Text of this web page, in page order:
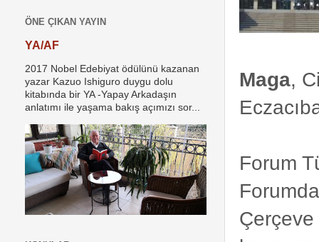
Maga,
Forum
Çerçeve
ÖNE ÇIKAN YAYIN
YA/AF
2017 Nobel Edebiyat ödülünü kazanan
yazar Kazuo Ishiguro duygu dolu
kitabında bir YA -Yapay Arkadaşın
anlatımı ile yaşama bakış açımızı sor...